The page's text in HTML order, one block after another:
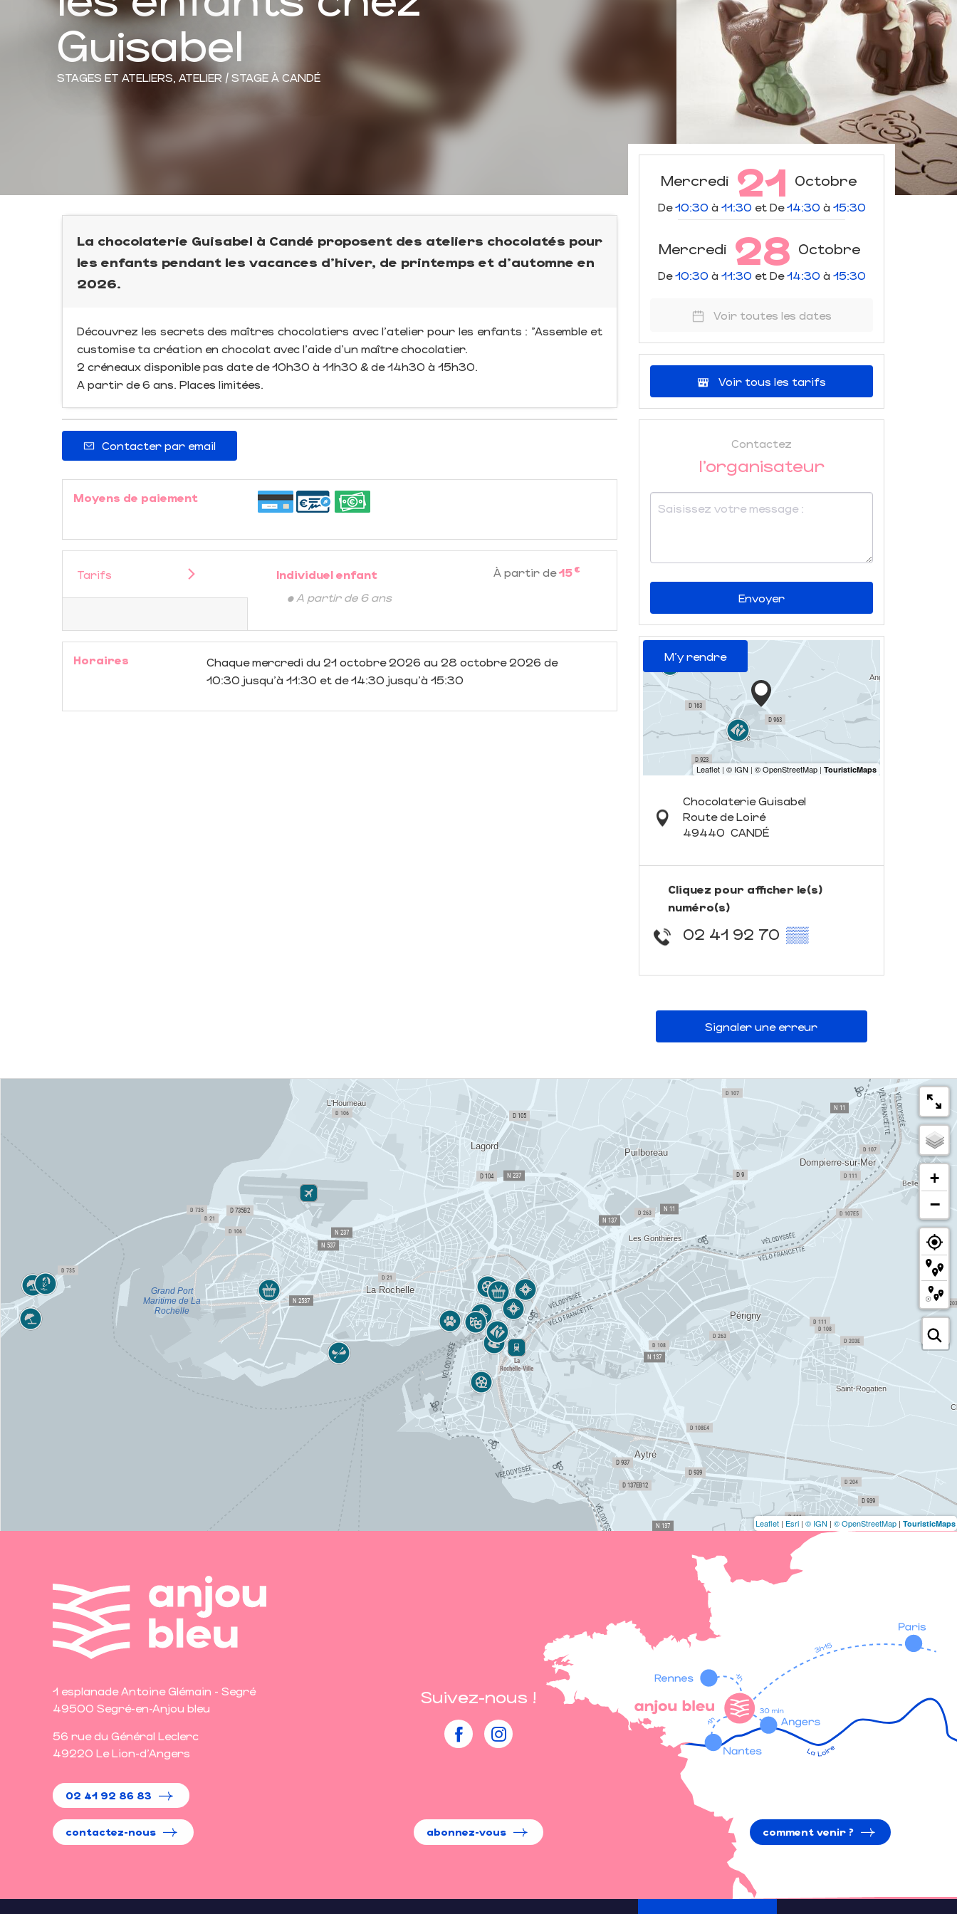
Guisabel
STAGES ET ATELIERS, ATELIER / STAGE À CANDÉ
La chocolaterie Guisabel à Candé proposent des ateliers chocolatés pour
les enfants pendant les vacances d'hiver, de printemps et d'automne en
2026.
Découvrez les secrets des maîtres chocolatiers avec l'atelier pour les enfants : "Assemble et
customise ta création en chocolat avec l'aide d'un maître chocolatier.
2 créneaux disponible pas date de 10h30 à 11h30 & de 14h30 à 15h30.
A partir de 6 ans. Places limitées.
Contacter par email
Moyens de paiement
Tarifs Individuel enfant À partir de15 €
• A partir de 6 ans
Horaires Chaque mercredi du 21 octobre 2026 au 28 octobre 2026 de
10:30 jusqu'à 11:30 et de 14:30 jusqu'à 15:30
Mercredi 21 Octobre
De10:30 à 11:30 et De14:30 à 15:30
Mercredi 28 Octobre
De10:30 à 11:30 et De14:30 à 15:30
Voir toutes les dates
Voir tous les tarifs
Contactez
l'organisateur
Envoyer
M'y rendre
Chocolaterie Guisabel
Route de Loiré
49440 CANDÉ
Cliquez pour afficher le(s)
numéro(s)
02 41 92 70 ▒▒
Signaler une erreur
+
−
Leaflet | Esri | © IGN | © OpenStreetMap | TouristicMaps
1 esplanade Antoine Glémain - Segré
49500 Segré-en-Anjou bleu
56 rue du Général Leclerc
49220 Le Lion-d'Angers
02 41 92 86 83
contactez-nous
Suivez-nous !
abonnez-vous comment venir ?